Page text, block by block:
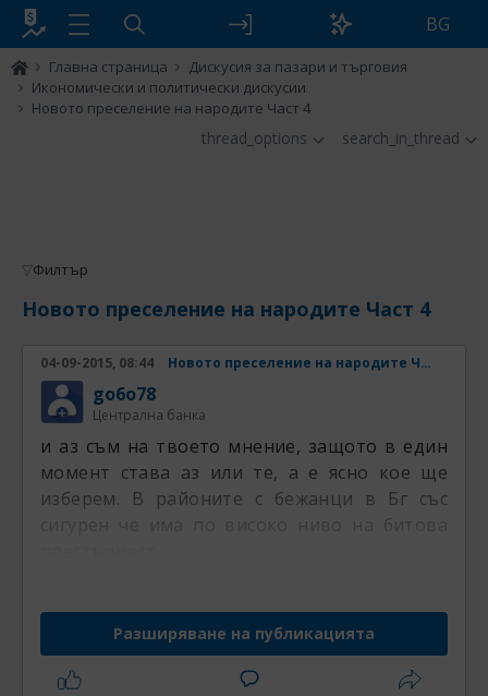
BG
Главна страница
Дискусия за пазари и търговия
Икономически и политически дискусии
Новото преселение на народите Част 4
thread_options search_in_thread
Филтър
Новото преселение на народите Част 4
04-09-2015, 08:44 Новото преселение на народите Част 4
go6o78
Централна банка
и аз съм на твоето мнение, защото в един
момент става аз или те, а е ясно кое ще
изберем. В районите с бежанци в Бг със
сигурен че има по високо ниво на битова
Разширяване на публикацията